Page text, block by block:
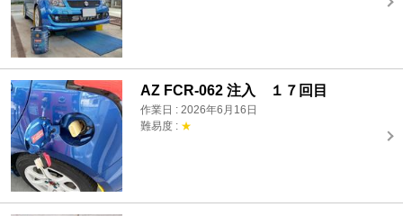
AZ FCR-062 注入 １７回目
作業日 : 2026年6月16日
難易度 : ★